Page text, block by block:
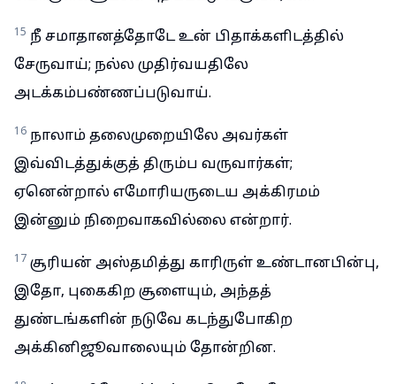
15 நீ சமாதானத்தோடே உன் பிதாக்களிடத்தில்
சேருவாய்; நல்ல முதிர்வயதிலே
அடக்கம்பண்ணப்படுவாய்.
16 நாலாம் தலைமுறையிலே அவர்கள்
இவ்விடத்துக்குத் திரும்ப வருவார்கள்;
ஏனென்றால் எமோரியருடைய அக்கிரமம்
இன்னும் நிறைவாகவில்லை என்றார்.
17 சூரியன் அஸ்தமித்து காரிருள் உண்டானபின்பு,
இதோ, புகைகிற சூளையும், அந்தத்
துண்டங்களின் நடுவே கடந்துபோகிற
அக்கினிஜூவாலையும் தோன்றின.